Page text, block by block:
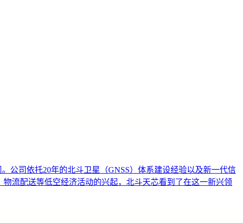
公司依托20年的北斗卫星（GNSS）体系建设经验以及新一代信
流配送等低空经济活动的兴起，北斗天芯看到了在这一新兴领